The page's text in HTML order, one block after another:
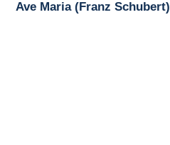
Ave Maria (Franz Schubert)